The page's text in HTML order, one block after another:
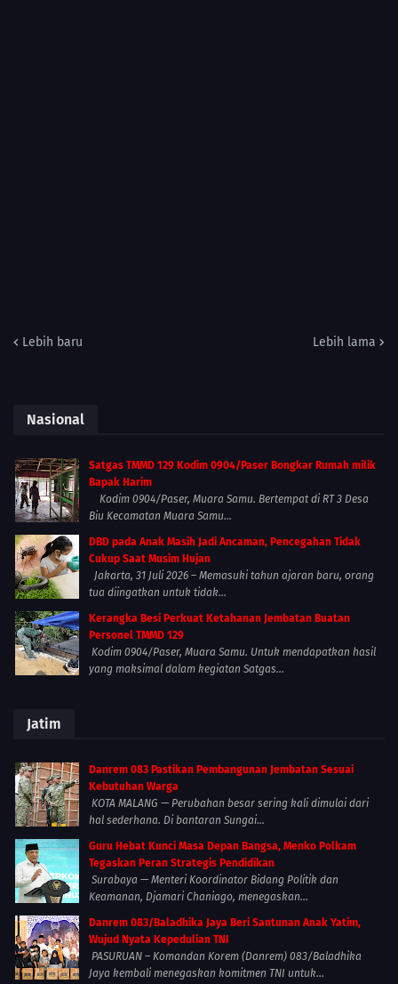
Lebih baru Lebih lama
Nasional
Satgas TMMD 129 Kodim 0904/Paser Bongkar Rumah milik
Bapak Harim
Kodim 0904/Paser, Muara Samu. Bertempat di RT 3 Desa
Biu Kecamatan Muara Samu...
DBD pada Anak Masih Jadi Ancaman, Pencegahan Tidak
Cukup Saat Musim Hujan
Jakarta, 31 Juli 2026 – Memasuki tahun ajaran baru, orang
tua diingatkan untuk tidak...
Kerangka Besi Perkuat Ketahanan Jembatan Buatan
Personel TMMD 129
Kodim 0904/Paser, Muara Samu. Untuk mendapatkan hasil
yang maksimal dalam kegiatan Satgas...
Jatim
Danrem 083 Pastikan Pembangunan Jembatan Sesuai
Kebutuhan Warga
KOTA MALANG — Perubahan besar sering kali dimulai dari
hal sederhana. Di bantaran Sungai...
Guru Hebat Kunci Masa Depan Bangsa, Menko Polkam
Tegaskan Peran Strategis Pendidikan
Surabaya — Menteri Koordinator Bidang Politik dan
Keamanan, Djamari Chaniago, menegaskan...
Danrem 083/Baladhika Jaya Beri Santunan Anak Yatim,
Wujud Nyata Kepedulian TNI
PASURUAN – Komandan Korem (Danrem) 083/Baladhika
Jaya kembali menegaskan komitmen TNI untuk...